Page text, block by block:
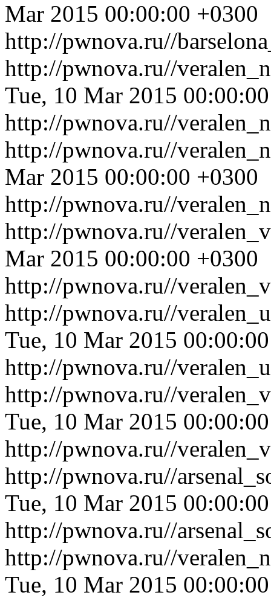
Mar 2015 00:00:00 +0300
http://pwnova.ru//
http://pwnova.ru//
Tue, 10 Mar 2015
http://pwnova.ru//
http://pwnova.ru//
Mar 2015 00:00:00 +0300
http://pwnova.ru//
http://pwnova.ru//
Mar 2015 00:00:00 +0300
http://pwnova.ru//
http://pwnova.ru//
Tue, 10 Mar 2015
http://pwnova.ru//
http://pwnova.ru//
Tue, 10 Mar 2015
http://pwnova.ru//
http://pwnova.ru//
Tue, 10 Mar 2015
http://pwnova.ru//
http://pwnova.ru//
Tue, 10 Mar 2015